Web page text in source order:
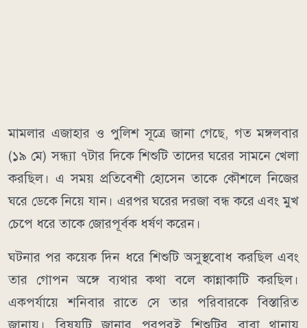
মামলার এজাহার ও পুলিশ সূত্রে জানা গেছে, গত মঙ্গলবার
(১৯ মে) সন্ধ্যা ৭টার দিকে শিশুটি তাদের ঘরের সামনে খেলা
করছিল। এ সময় প্রতিবেশী হোসেন তাকে কৌশলে নিজের
ঘরে ডেকে নিয়ে যান। এরপর ঘরের দরজা বন্ধ করে এবং মুখ
চেপে ধরে তাকে জোরপূর্বক ধর্ষণ করেন।
ঘটনার পর কয়েক দিন ধরে শিশুটি অসুস্থবোধ করছিল এবং
তার গোপন অঙ্গে ব্যথার কথা বলে কান্নাকাটি করছিল।
একপর্যায়ে শনিবার রাতে সে তার পরিবারকে বিস্তারিত